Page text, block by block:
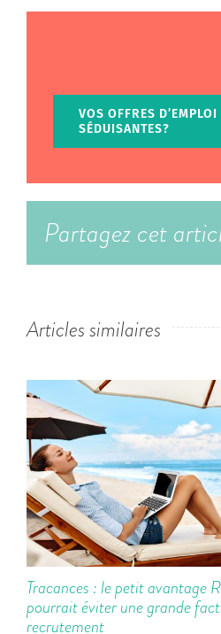
VOS OFFRES
SÉDUISANTES?
Partagez cet
Articles similaires
Tracances : le petit avantage
pourrait éviter une grande
recrutement